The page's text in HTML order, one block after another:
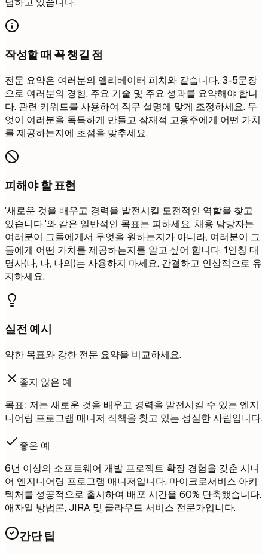
작성할 때 꼭 챙길 점
전문 요약은 여러분의 엘리베이터 피치와 같습니다. 3-5문장
으로 여러분의 경험, 주요 기술 및 주요 성과를 요약해야 합니
다. 관련 키워드를 사용하여 직무 설명에 맞게 조정하세요. 무
엇이 여러분을 독특하게 만들고 잠재적 고용주에게 어떤 가치
를 제공하는지에 초점을 맞추세요.
피해야 할 표현
'새로운 것을 배우고 경력을 발전시킬 도전적인 역할을 찾고
있습니다.'와 같은 일반적인 목표는 피하세요. 채용 담당자는
여러분이 그들에게서 무엇을 원하는지가 아니라, 여러분이 그
들에게 어떤 가치를 제공하는지를 알고 싶어 합니다. 1인칭 대
명사(나, 나, 나의)는 사용하지 마세요. 간결하고 인상적으로 유
지하세요.
실전 예시
약한 목표와 강한 전문 요약을 비교하세요.
좋지 않은 예
목표: 저는 새로운 것을 배우고 경력을 발전시킬 수 있는 엔지
니어링 프로그램 매니저 직책을 찾고 있는 성실한 사람입니다.
좋은 예
6년 이상의 소프트웨어 개발 프로젝트 확장 경험을 갖춘 시니
어 엔지니어링 프로그램 매니저입니다. 마이크로서비스 아키
텍처를 성공적으로 출시하여 배포 시간을 60% 단축했습니다.
애자일 방법론, JIRA 및 클라우드 서비스 전문가입니다.
간단 팁